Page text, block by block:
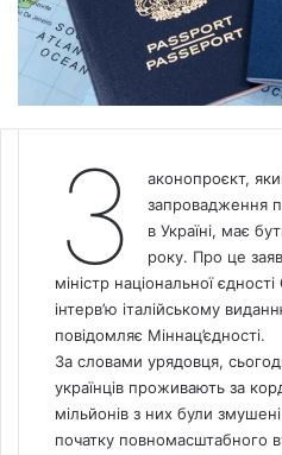
З
аконопроєкт,
запровадження
в Україні, має
року. Про це
міністр національної єдності
інтерв’ю італійському
повідомляє Міннац’єдності.
За словами урядовця,
українців проживають за
мільйонів з них були
початку повномасштабного